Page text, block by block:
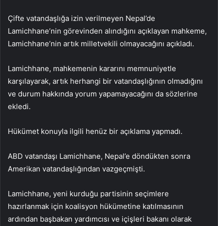
Çifte vatandaşlığa izin verilmeyen Nepal’de
Lamichhane’nin görevinden alındığını açıklayan mahkeme,
Lamichhane’nin artık milletvekili olmayacağını açıkladı.
Lamichhane, mahkemenin kararını memnuniyetle
karşılayarak, artık herhangi bir vatandaşlığının olmadığını
ve durum hakkında yorum yapamayacağını da sözlerine
ekledi.
Hükümet konuyla ilgili henüz bir açıklama yapmadı.
ABD vatandaşı Lamichhane, Nepal’e döndükten sonra
Amerikan vatandaşlığından vazgeçmişti.
Lamichhane, yeni kurduğu partisinin seçimlere
hazırlanmak için koalisyon hükümetine katılmasının
ardından başbakan yardımcısı ve içişleri bakanı olarak